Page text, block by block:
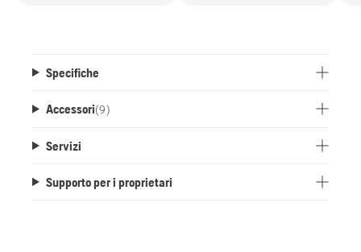
Specifiche
Accessori(9)
Servizi
Supporto per i proprietari